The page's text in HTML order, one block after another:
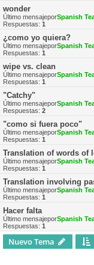
wonder
Último mensajeporSpanish
Respuestas: 1
¿como yo quiera?
Último mensajeporSpanish
Respuestas: 1
wipe vs. clean
Último mensajeporSpanish
Respuestas: 1
"Catchy"
Último mensajeporSpanish
Respuestas: 2
"como si fuera poco"
Último mensajeporSpanish
Respuestas: 1
Translation of words of
Último mensajeporSpanish
Respuestas: 1
Translation involving
Último mensajeporSpanish
Respuestas: 1
Hacer falta
Último mensajeporSpanish
Respuestas: 1
Nuevo Tema